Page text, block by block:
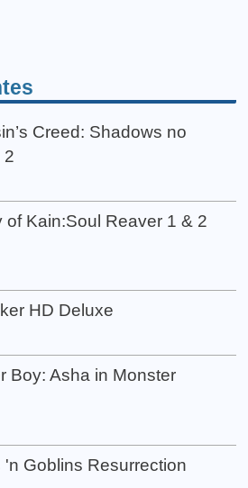
Creed: Shadows no
2
of Kain:Soul Reaver 1 & 2
HD Deluxe
Boy: Asha in Monster
Goblins Resurrection